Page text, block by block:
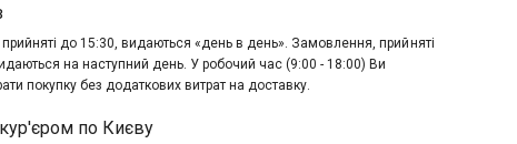
до 15:30, видаються «день в день». Замовлення, прийняті
на наступний день. У робочий час (9:00 - 18:00) Ви
покупку без додаткових витрат на доставку.
по Києву